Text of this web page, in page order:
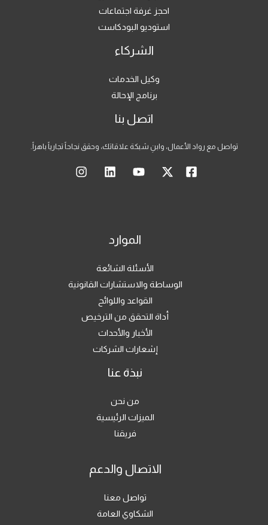
احجز غرفة اجتماعات
استوديو البودكاست
الشركاء
وكيل الخدمات
برنامج الإحالة
اتصل بنا
تواصل مع رواد الأعمال، وابنِ شبكة علاقاتك، وحقق نجاحاً تجارياً باهراً.
الموارد
الأسئلة الشائعة
الوساطة والاستشارات القانونية
القواعد واللوائح
أداة التحقق من الترخيص
الأخبار والأحداث
إشعارات الشركات
نبذة عنا
من نحن
الميزات الرئيسية
فريقنا
الاتصال والدعم
تواصل معنا
الشكاوي العامة